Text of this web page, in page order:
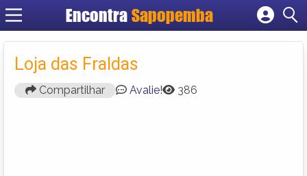
Encontra Sapopemba
Cadastrar empresa
Loja das Fraldas
Compartilhar Avalie! 386